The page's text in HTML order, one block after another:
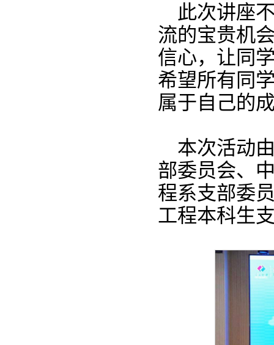
此次讲座
流的宝贵机
信心，让同
希望所有同
属于自己的
本次活动
部委员会、
程系支部委
工程本科生